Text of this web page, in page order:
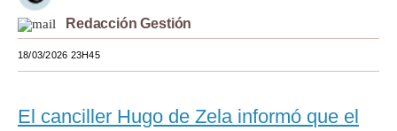
Estilos
México
Redacción Gestión
18/03/2026 23H45
El canciller Hugo de Zela informó que el